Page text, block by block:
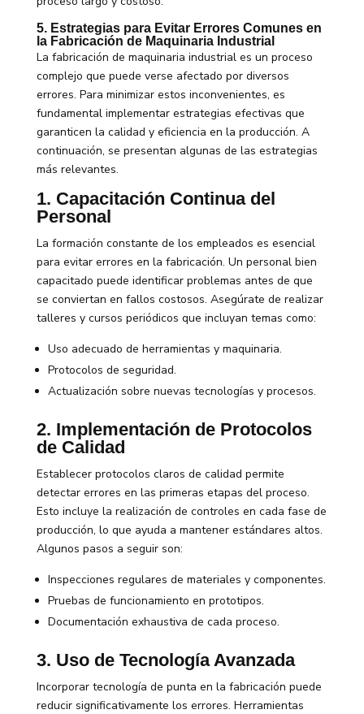
5. Estrategias para Evitar Errores Comunes en
la Fabricación de Maquinaria Industrial
La fabricación de maquinaria industrial es un proceso
complejo que puede verse afectado por diversos
errores. Para minimizar estos inconvenientes, es
fundamental implementar estrategias efectivas que
garanticen la calidad y eficiencia en la producción. A
continuación, se presentan algunas de las estrategias
más relevantes.
1. Capacitación Continua del
Personal
La formación constante de los empleados es esencial
para evitar errores en la fabricación. Un personal bien
capacitado puede identificar problemas antes de que
se conviertan en fallos costosos. Asegúrate de realizar
talleres y cursos periódicos que incluyan temas como:
Uso adecuado de herramientas y maquinaria.
Protocolos de seguridad.
Actualización sobre nuevas tecnologías y procesos.
2. Implementación de Protocolos
de Calidad
Establecer protocolos claros de calidad permite
detectar errores en las primeras etapas del proceso.
Esto incluye la realización de controles en cada fase de
producción, lo que ayuda a mantener estándares altos.
Algunos pasos a seguir son:
Inspecciones regulares de materiales y componentes.
Pruebas de funcionamiento en prototipos.
Documentación exhaustiva de cada proceso.
3. Uso de Tecnología Avanzada
Incorporar tecnología de punta en la fabricación puede
reducir significativamente los errores. Herramientas